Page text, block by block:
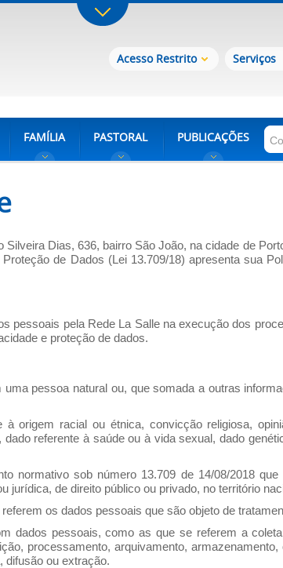
Acesso Restrito Serviços
FAMÍLIA PASTORAL PUBLICAÇÕES
Dias, 636, bairro São João, na cidade de
de Dados (Lei 13.709/18) apresenta sua
pessoais pela Rede La Salle na execução dos
e proteção de dados.
pessoa natural ou, que somada a outras
origem racial ou étnica, convicção religiosa,
referente à saúde ou à vida sexual, dado
normativo sob número 13.709 de 14/08/2018
jurídica, de direito público ou privado, no território
os dados pessoais que são objeto de
dados pessoais, como as que se referem a
processamento, arquivamento,
difusão ou extração.